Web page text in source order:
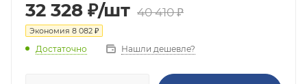
32 328 ₽/шт 40 410₽
Экономия 8 082 ₽
Достаточно Нашли дешевле?